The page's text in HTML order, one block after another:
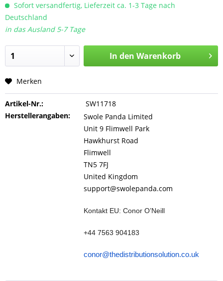
Sofort versandfertig, Lieferzeit ca. 1-3 Tage nach
Deutschland
in das Ausland 5-7 Tage
In den Warenkorb
Merken
Artikel-Nr.:
SW11718
Herstellerangaben:
Swole Panda Limited
Unit 9 Flimwell Park
Hawkhurst Road
Flimwell
TN5 7FJ
United Kingdom
support@swolepanda.com
Kontakt EU: Conor O’Neill
+44 7563 904183
conor@thedistributionsolution.co.uk